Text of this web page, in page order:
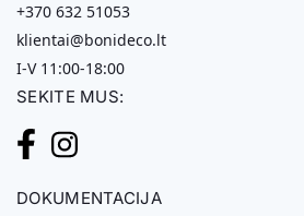
+370 632 51053
klientai@bonideco.lt
I-V 11:00-18:00
SEKITE MUS:
DOKUMENTACIJA